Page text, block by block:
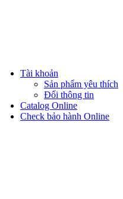
Tài khoản
Sản phẩm yêu thích
Đổi thông tin
Catalog Online
Check bảo hành Online